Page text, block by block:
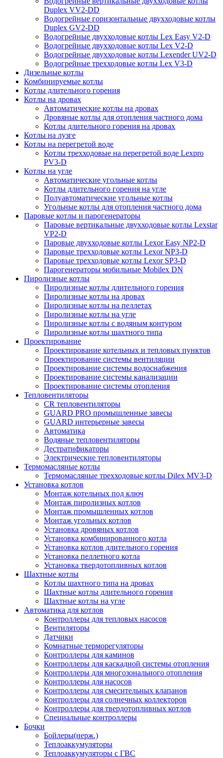
Duplex VV2-DD
Водогрейные горизонтальные двухходовые котлы
Duplex GV2-DD
Водогрейные двухходовые котлы Lex Easy V2-D
Водогрейные двухходовые котлы Lex V2-D
Водогрейные двухходовые котлы Lexender UV2-D
Водогрейные трехходовые котлы Lex V3-D
Дизельные котлы
Комбинируемые котлы
Котлы длительного горения
Котлы на дровах
Автоматические котлы на дровах
Дровяные котлы для отопления частного дома
Котлы длительного горения на дровах
Котлы на лузге
Котлы на перегретой воде
Котлы трехходовые на перегретой воде Lexpro
PV3-D
Котлы на угле
Автоматические угольные котлы
Котлы длительного горения на угле
Полуавтоматические угольные котлы
Угольные котлы для отопления частного дома
Паровые котлы и парогенераторы
Паровые вертикальные двухходовые котлы Lexstar
VP2-D
Паровые двухходовые котлы Lexor Easy NP2-D
Паровые трехходовые котлы Lexor NP3-D
Паровые трехходовые котлы Lexor SP3-D
Парогенераторы мобильные Mobilex DN
Пиролизные котлы
Пиролизные котлы длительного горения
Пиролизные котлы на дровах
Пиролизные котлы на пеллетах
Пиролизные котлы на угле
Пиролизные котлы с водяным контуром
Пиролизные котлы шахтного типа
Проектирование
Проектирование котельных и тепловых пунктов
Проектирование системы вентиляции
Проектирование системы водоснабжения
Проектирование системы канализации
Проектирование системы отопления
Тепловентиляторы
CR тепловентиляторы
GUARD PRO промышленные завесы
GUARD интерьерные завесы
Автоматика
Водяные тепловентиляторы
Дестратификаторы
Электрические тепловентиляторы
Термомасляные котлы
Термомасляные трехходовые котлы Dilex MV3-D
Установка котлов
Монтаж котельных под ключ
Монтаж пиролизных котлов
Монтаж промышленных котлов
Монтаж угольных котлов
Установка дровяных котлов
Установка комбинированного котла
Установка котлов длительного горения
Установка пеллетного котла
Установка твердотопливных котлов
Шахтные котлы
Котлы шахтного типа на дровах
Шахтные котлы длительного горения
Шахтные котлы на угле
Автоматика для котлов
Контроллеры для тепловых насосов
Вентиляторы
Датчики
Комнатные терморегуляторы
Контроллеры для каминов
Контроллеры для каскадной системы отопления
Контроллеры для многозонального отопления
Контроллеры для насосов
Контроллеры для смесительных клапанов
Контроллеры для солнечных коллекторов
Контроллеры для твердотопливных котлов
Специальные контроллеры
Бочки
Бойлеры(нерж.)
Теплоаккумуляторы
Теплоаккумуляторы с ГВС